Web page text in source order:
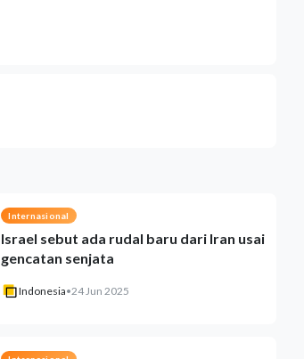
Internasional
Israel sebut ada rudal baru dari Iran usai
gencatan senjata
Indonesia•24 Jun 2025